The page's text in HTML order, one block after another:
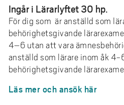
Ingår i Lärarlyftet 30 hp.
För dig som är anställd som
behörighetsgivande
4–6 utan att vara
anställd som lärare inom åk 4-
behörighetsgivande
Läs mer och ansök här